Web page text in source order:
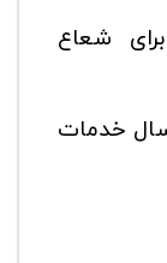
برای شعاع
ماه گارانتی و ۵ سال خدمات